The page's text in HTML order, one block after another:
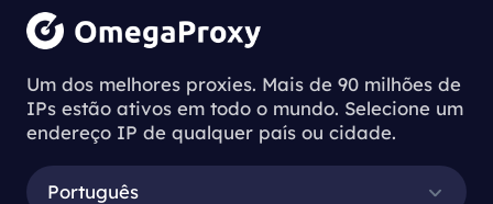
Understanding
the Process of
Downloading
Proxy Servers
Um dos melhores proxies. Mais de 90 milhões de
IPs estão ativos em todo o mundo. Selecione um
endereço IP de qualquer país ou cidade.
Português